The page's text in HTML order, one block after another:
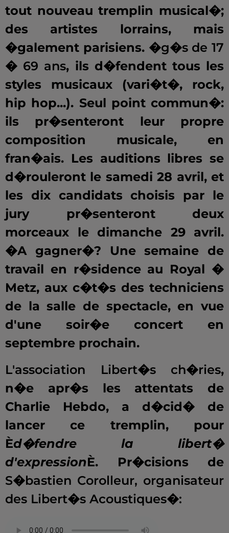
tout nouveau tremplin musical�;
des artistes lorrains, mais
�galement parisiens. �g�s de 17
� 69 ans, ils d�fendent tous les
styles musicaux (vari�t�, rock,
hip hop...). Seul point commun�:
ils pr�senteront leur propre
composition musicale, en
fran�ais. Les auditions libres se
d�rouleront le samedi 28 avril, et
les dix candidats choisis par le
jury pr�senteront deux
morceaux le dimanche 29 avril.
�A gagner�? Une semaine de
travail en r�sidence au Royal �
Metz, aux c�t�s des techniciens
de la salle de spectacle, en vue
d'une soir�e concert en
septembre prochain.
L'association Libert�s ch�ries,
n�e apr�s les attentats de
Charlie Hebdo, a d�cid� de
lancer ce tremplin, pour
Èd�fendre la libert�
d'expressionÈ. Pr�cisions de
S�bastien Corolleur, organisateur
des Libert�s Acoustiques�: